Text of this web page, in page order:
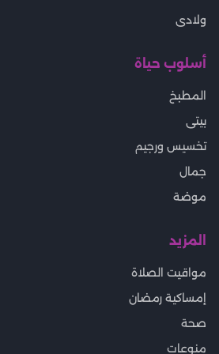
اسعار الذهب اليوم الان
موقع لهلوبه - كل ما يخص
أقسام رئيسية
الرئيسية
هو وهي